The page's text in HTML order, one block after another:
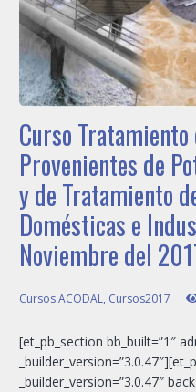
Curso Tratamiento
Provenientes de
y de Tratamiento
Domésticas e
Noviembre del
Cursos ACODAL, Cursos2017
[et_pb_section bb_built=”1″
_builder_version=”3.0.47″